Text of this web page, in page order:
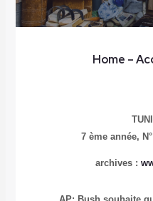
Home –
7 ème année,
archives :